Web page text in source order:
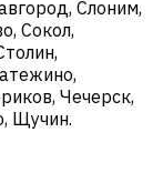
Слоним,
Сокол,
Чечерск,
Щучин.